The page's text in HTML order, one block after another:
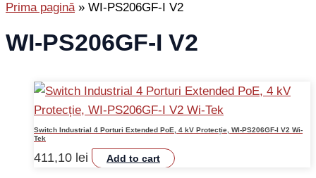
Prima pagină» WI-PS206GF-I V2
WI-PS206GF-I V2
Switch Industrial 4 Porturi Extended PoE, 4 kV Protecție, WI-PS206GF-I V2 Wi-
Tek
411,10 lei Add to cart